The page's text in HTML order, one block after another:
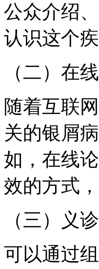
公众介绍
认识这个
（二）在
随着互联
关的银屑
如，在线
效的方式
（三）义
可以通过